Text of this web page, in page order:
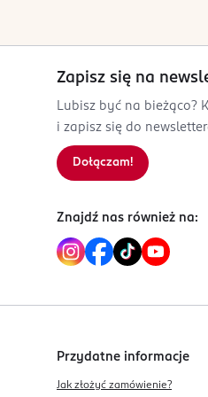
al. Bohaterów
Szczecin
epee@epee.pl
914668070
PL-Polska
8 595582 240910
Zapisz się na
Lubisz być na bieżąco?
i zapisz się do
Dołączam!
Znajdź nas również na:
Przydatne informacje
Jak złożyć zamówienie?